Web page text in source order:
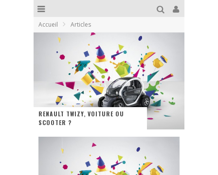
Accueil Articles
RENAULT TWIZY, VOITURE OU
SCOOTER ?